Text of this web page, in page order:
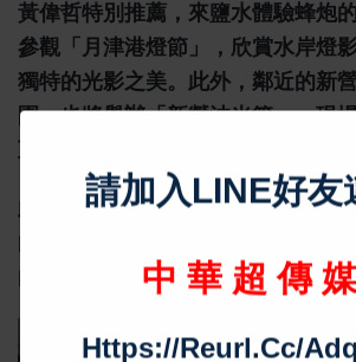
黃偉哲特別推薦，來鹽水體驗蜂炮
參觀「月津港燈節」，欣賞水岸燈
獨特的光影之美。此外，鄰近的新
園」也將舉辦「新營波光節」，現
互動裝置，為遊客帶來不同於蜂炮
此外，鹽水地區擁有豐富的歷史文
的鹽水意麵、豆簽羹等小吃，讓遊
的同時，也能享受一場美味的舌尖之